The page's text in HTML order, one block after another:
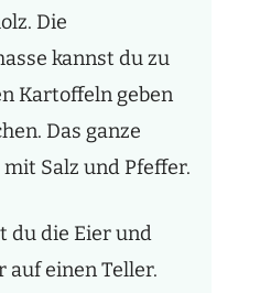
Die
kannst du zu
Kartoffeln geben
Das ganze
Salz und Pfeffer.
du die Eier und
auf einen Teller.